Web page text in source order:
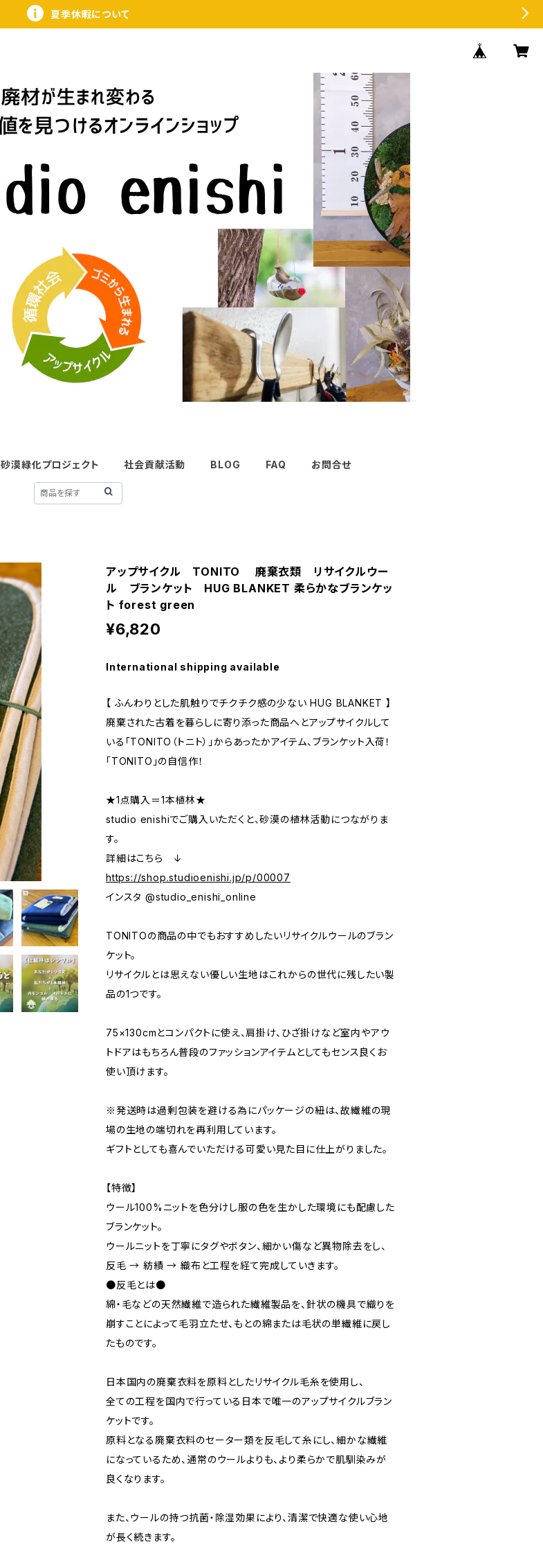
夏季休暇について
砂漠緑化プロジェクト 社会貢献活動 BLOG FAQ お問合せ
アップサイクル TONITO 廃棄衣類 リサイクルウー
ル ブランケット HUG BLANKET 柔らかなブランケッ
ト forest green
¥6,820
International shipping available
【 ふんわりとした肌触りでチクチク感の少ない HUG BLANKET 】
廃棄された古着を暮らしに寄り添った商品へとアップサイクルして
いる「TONITO（トニト）」からあったかアイテム、ブランケット入荷！
「TONITO」の自信作！
★1点購入＝1本植林★
studio enishiでご購入いただくと、砂漠の植林活動につながりま
す。
詳細はこちら ↓
https://shop.studioenishi.jp/p/00007
インスタ @studio_enishi_online
TONITOの商品の中でもおすすめしたいリサイクルウールのブラン
ケット。
リサイクルとは思えない優しい生地はこれからの世代に残したい製
品の1つです。
75×130cmとコンパクトに使え、肩掛け、ひざ掛けなど室内やアウ
トドアはもちろん普段のファッションアイテムとしてもセンス良くお
使い頂けます。
※発送時は過剰包装を避ける為にパッケージの紐は、故繊維の現
場の生地の端切れを再利用しています。
ギフトとしても喜んでいただける可愛い見た目に仕上がりました。
【特徴】
ウール100%ニットを色分けし服の色を生かした環境にも配慮した
ブランケット。
ウールニットを丁寧にタグやボタン、細かい傷など異物除去をし、
反毛 → 紡績 → 織布と工程を経て完成していきます。
●反毛とは●
綿・毛などの天然繊維で造られた繊維製品を、針状の機具で織りを
崩すことによって毛羽立たせ、もとの綿または毛状の単繊維に戻し
たものです。
日本国内の廃棄衣料を原料としたリサイクル毛糸を使用し、
全ての工程を国内で行っている日本で唯一のアップサイクルブラン
ケットです。
原料となる廃棄衣料のセーター類を反毛して糸にし、細かな繊維
になっているため、通常のウールよりも、より柔らかで肌馴染みが
良くなります。
また、ウールの持つ抗菌・除湿効果により、清潔で快適な使い心地
が長く続きます。